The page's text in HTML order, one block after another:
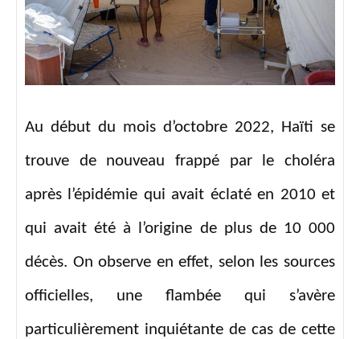
Au début du mois d’octobre 2022, Haïti se
trouve de nouveau frappé par le choléra
après l’épidémie qui avait éclaté en 2010 et
qui avait été à l’origine de plus de 10 000
décès. On observe en effet, selon les sources
officielles, une flambée qui s’avère
particulièrement inquiétante de cas de cette